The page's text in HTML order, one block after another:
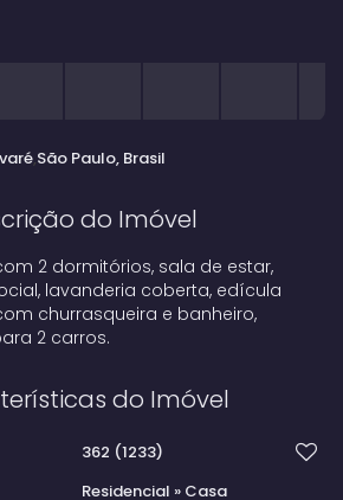
São Paulo, Brasil
do Imóvel
2 dormitórios, sala de estar,
lavanderia coberta, edícula
churrasqueira e banheiro,
2 carros.
do Imóvel
362 (1233)
Residencial » Casa